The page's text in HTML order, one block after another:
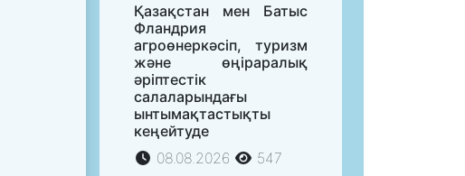
Қазақстан мен Батыс
Фландрия
агроөнеркәсіп, туризм
және өңіраралық
әріптестік
салаларындағы
ынтымақтастықты
кеңейтуде
08.08.2026
547